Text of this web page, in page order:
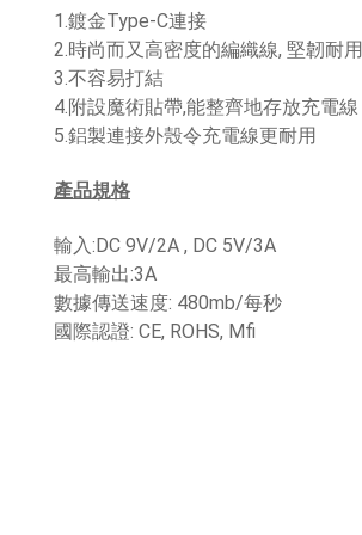
1.鍍金Type-C連接
2.時尚而又高密度的編織線, 堅韌耐用
3.不容易打結
4.附設魔術貼帶,能整齊地存放充電線
5.鋁製連接外殼令充電線更耐用
產品規格
輸入:DC 9V/2A , DC 5V/3A
最高輸出:3A
數據傳送速度: 480mb/每秒
國際認證: CE, ROHS, Mfi